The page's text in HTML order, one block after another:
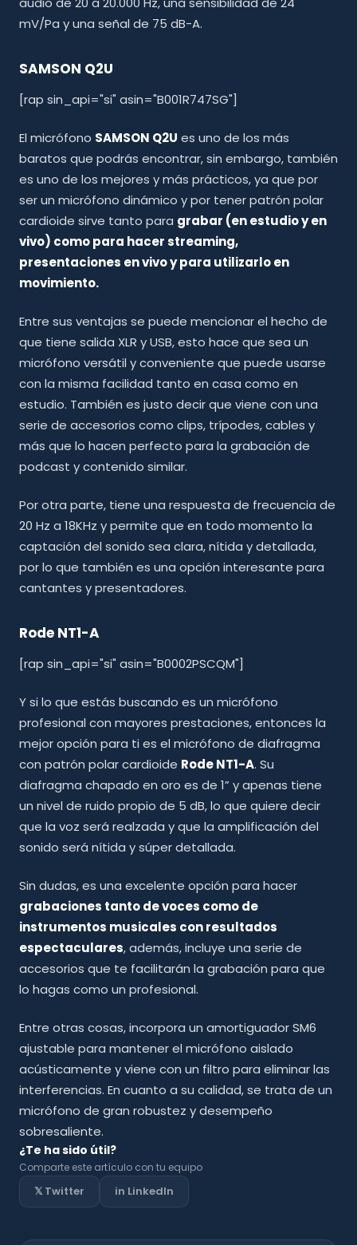
mV/Pa y una señal de 75 dB-A.
SAMSON Q2U
[rap sin_api="si" asin="B001R747SG"]
El micrófono SAMSON Q2U es uno de los más
baratos que podrás encontrar, sin embargo, también
es uno de los mejores y más prácticos, ya que por
ser un micrófono dinámico y por tener patrón polar
cardioide sirve tanto para grabar (en estudio y en
vivo) como para hacer streaming,
presentaciones en vivo y para utilizarlo en
movimiento.
Entre sus ventajas se puede mencionar el hecho de
que tiene salida XLR y USB, esto hace que sea un
micrófono versátil y conveniente que puede usarse
con la misma facilidad tanto en casa como en
estudio. También es justo decir que viene con una
serie de accesorios como clips, trípodes, cables y
más que lo hacen perfecto para la grabación de
podcast y contenido similar.
Por otra parte, tiene una respuesta de frecuencia de
20 Hz a 18KHz y permite que en todo momento la
captación del sonido sea clara, nítida y detallada,
por lo que también es una opción interesante para
cantantes y presentadores.
Rode NT1-A
[rap sin_api="si" asin="B0002PSCQM"]
Y si lo que estás buscando es un micrófono
profesional con mayores prestaciones, entonces la
mejor opción para ti es el micrófono de diafragma
con patrón polar cardioide Rode NT1-A. Su
diafragma chapado en oro es de 1” y apenas tiene
un nivel de ruido propio de 5 dB, lo que quiere decir
que la voz será realzada y que la amplificación del
sonido será nítida y súper detallada.
Sin dudas, es una excelente opción para hacer
grabaciones tanto de voces como de
instrumentos musicales con resultados
espectaculares, además, incluye una serie de
accesorios que te facilitarán la grabación para que
lo hagas como un profesional.
Entre otras cosas, incorpora un amortiguador SM6
ajustable para mantener el micrófono aislado
acústicamente y viene con un filtro para eliminar las
interferencias. En cuanto a su calidad, se trata de un
micrófono de gran robustez y desempeño
sobresaliente.
¿Te ha sido útil?
Comparte este artículo con tu equipo
𝕏 Twitter in LinkedIn